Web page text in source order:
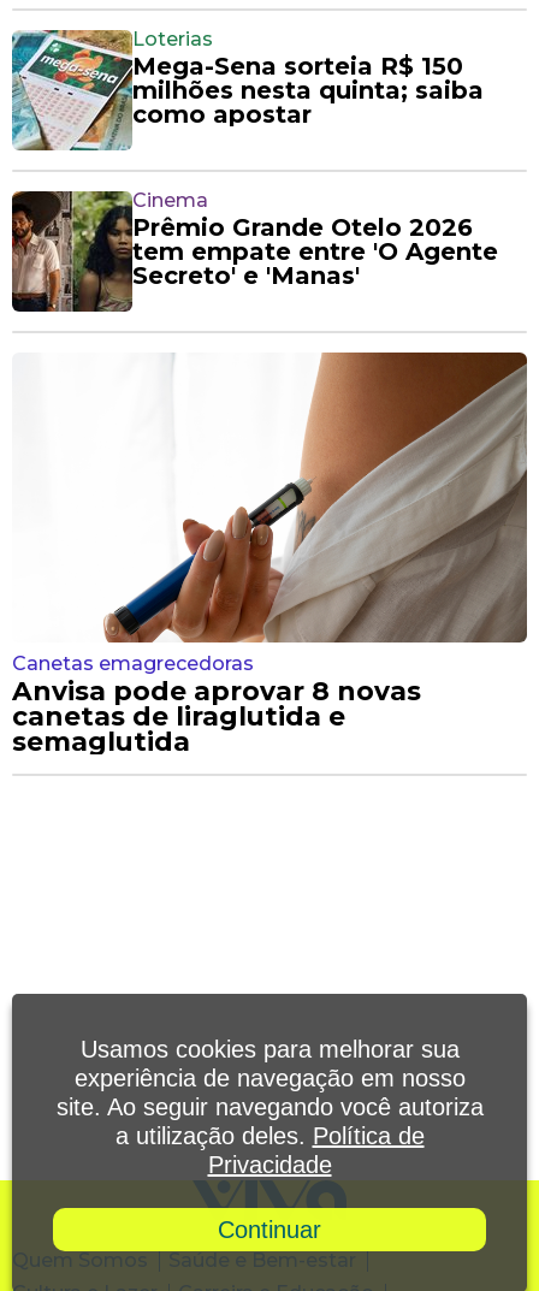
Loterias
Mega-Sena sorteia R$ 150
milhões nesta quinta; saiba
como apostar
Cinema
Prêmio Grande Otelo 2026
tem empate entre 'O Agente
Secreto' e 'Manas'
Canetas emagrecedoras
Anvisa pode aprovar 8 novas
canetas de liraglutida e
semaglutida
Quem Somos
Saúde e Bem-estar
Usamos cookies para melhorar sua
experiência de navegação em nosso
site. Ao seguir navegando você autoriza
a utilização deles. Política de
Privacidade
Continuar